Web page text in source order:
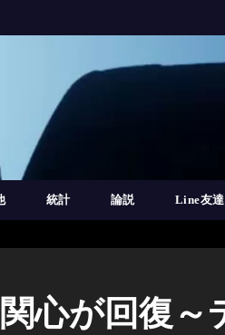
統計 論説 Line友
心が回復～